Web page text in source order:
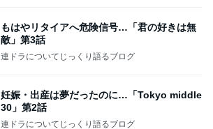
もはやリタイアへ危険信号…「君の好きは無
敵」第3話
連ドラについてじっくり語るブログ
妊娠・出産は夢だったのに…「Tokyo middle
30」第2話
連ドラについてじっくり語るブログ